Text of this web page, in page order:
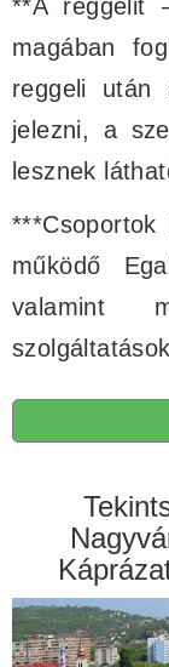
**A reggelit
magában
reggeli után
jelezni, a
lesznek
működő
valamint